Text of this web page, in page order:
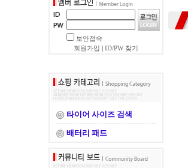
보안접속
회원가입
ID/PW 찾기
타이어 사이즈 검색
배터리 패드